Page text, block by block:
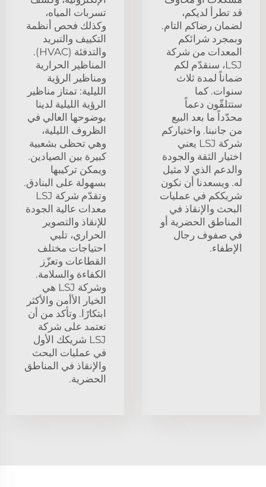
قد تطرأ لديكم،
لضمان رضاكم التام.
وبمجرد شرائكم
المعدات من شركة
LSJ، سنقدّم لكم
ضماناً لمدة ثلاث
سنوات. كما
ستتلقّون دعماً
محدّداً ما بعد البيع
من جانبنا. واختياركم
شركة LSJ يعني
اختيار الثقة والجودة
والدعم الذي لا مثيل
له. ويسعدنا أن نكون
شريككم في عمليات
البحث والإنقاذ في
المناطق الحضرية أو
في صفوف رجال
الإطفاء.
تسربات المياه،
وكذلك فحص أنظمة
التكييف والتبريد
والتدفئة (HVAC).
المناظير الحرارية
ومناظير الرؤية
الليلية: تمتاز مناظير
الرؤية الليلية لدينا
بوضوحها العالي في
الظروف الليلية،
وهي تحظى بشعبية
كبيرة بين الصيادين.
ويمكن تركيبها
بسهولة على البنادق.
وتقدّم شركة LSJ
معدات عالية الجودة
للإنقاذ والتصوير
الحراري، تلبي
احتياجات مختلف
القطاعات وتعزّز
الكفاءة والسلامة.
وشركة LSJ هي
الخيار الأأمن والأكثر
ابتكارًا. وتأكد من أن
تعتمد على شركة
LSJ شريكك الأول
في عمليات البحث
والإنقاذ في المناطق
الحضرية.